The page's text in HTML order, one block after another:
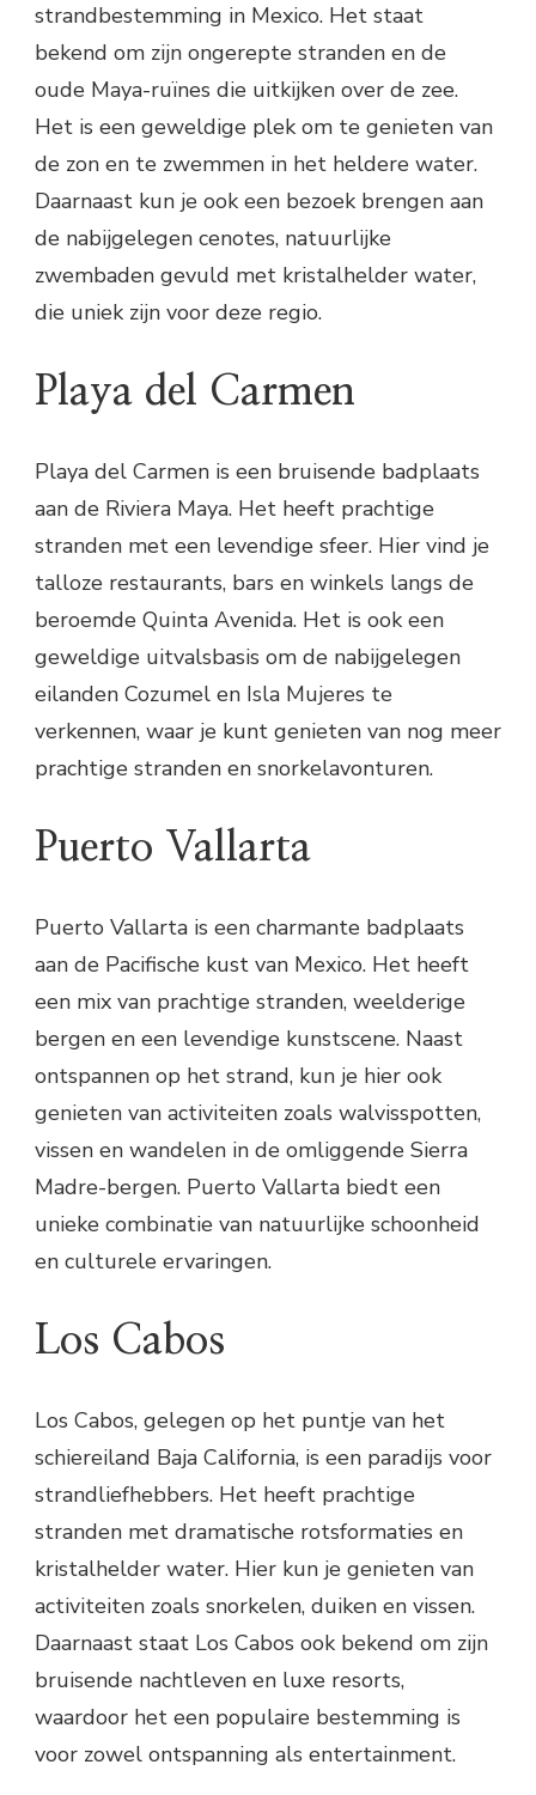
strandbestemming in Mexico. Het staat
bekend om zijn ongerepte stranden en de
oude Maya-ruïnes die uitkijken over de zee.
Het is een geweldige plek om te genieten van
de zon en te zwemmen in het heldere water.
Daarnaast kun je ook een bezoek brengen aan
de nabijgelegen cenotes, natuurlijke
zwembaden gevuld met kristalhelder water,
die uniek zijn voor deze regio.
Playa del Carmen
Playa del Carmen is een bruisende badplaats
aan de Riviera Maya. Het heeft prachtige
stranden met een levendige sfeer. Hier vind je
talloze restaurants, bars en winkels langs de
beroemde Quinta Avenida. Het is ook een
geweldige uitvalsbasis om de nabijgelegen
eilanden Cozumel en Isla Mujeres te
verkennen, waar je kunt genieten van nog meer
prachtige stranden en snorkelavonturen.
Puerto Vallarta
Puerto Vallarta is een charmante badplaats
aan de Pacifische kust van Mexico. Het heeft
een mix van prachtige stranden, weelderige
bergen en een levendige kunstscene. Naast
ontspannen op het strand, kun je hier ook
genieten van activiteiten zoals walvisspotten,
vissen en wandelen in de omliggende Sierra
Madre-bergen. Puerto Vallarta biedt een
unieke combinatie van natuurlijke schoonheid
en culturele ervaringen.
Los Cabos
Los Cabos, gelegen op het puntje van het
schiereiland Baja California, is een paradijs voor
strandliefhebbers. Het heeft prachtige
stranden met dramatische rotsformaties en
kristalhelder water. Hier kun je genieten van
activiteiten zoals snorkelen, duiken en vissen.
Daarnaast staat Los Cabos ook bekend om zijn
bruisende nachtleven en luxe resorts,
waardoor het een populaire bestemming is
voor zowel ontspanning als entertainment.